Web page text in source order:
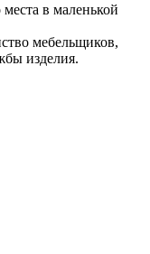
в маленькой
мебельщиков,
изделия.